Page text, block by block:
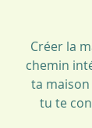
Créer la
chemin
ta
tu te